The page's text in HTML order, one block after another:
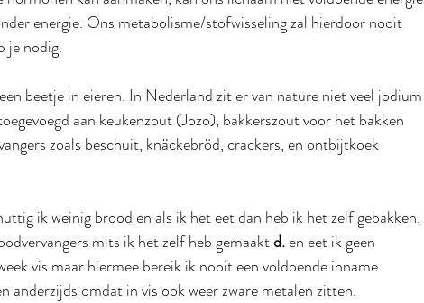
energie. Ons metabolisme/stofwisseling zal hierdoor nooit
je nodig.
beetje in eieren. In Nederland zit er van nature niet veel jodium
aan keukenzout (Jozo), bakkerszout voor het bakken
zoals beschuit, knäckebröd, crackers, en ontbijtkoek
ik weinig brood en als ik het eet dan heb ik het zelf gebakken,
mits ik het zelf heb gemaakt d. en eet ik geen
vis maar hiermee bereik ik nooit een voldoende inname.
anderzijds omdat in vis ook weer zware metalen zitten.